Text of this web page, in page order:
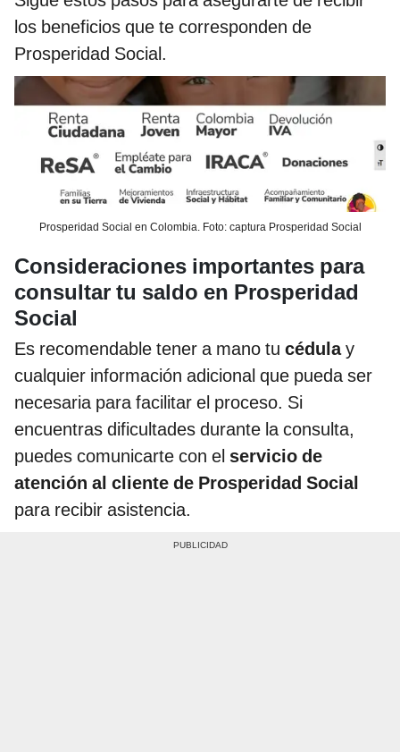
los beneficios que te corresponden de
Prosperidad Social.
Prosperidad Social en Colombia. Foto: captura Prosperidad Social
Consideraciones importantes para
consultar tu saldo en Prosperidad
Social
Es recomendable tener a mano tu cédulay
cualquier información adicional que pueda ser
necesaria para facilitar el proceso. Si
encuentras dificultades durante la consulta,
puedes comunicarte con el servicio de
atención al cliente de Prosperidad Social
para recibir asistencia.